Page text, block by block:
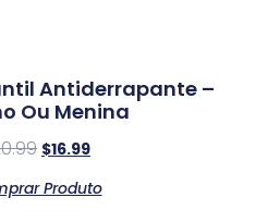
Antiderrapante –
Ou Menina
$16.99
Produto